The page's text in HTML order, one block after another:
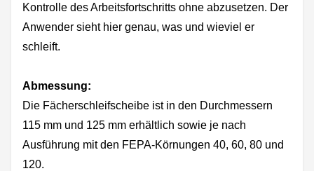
Kontrolle des Arbeitsfortschritts ohne abzusetzen. Der
Anwender sieht hier genau, was und wieviel er
schleift.
Abmessung:
Die Fächerschleifscheibe ist in den Durchmessern
115 mm und 125 mm erhältlich sowie je nach
Ausführung mit den FEPA-Körnungen 40, 60, 80 und
120.